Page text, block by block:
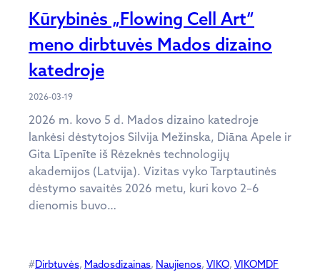
Kūrybinės „Flowing Cell Art“
meno dirbtuvės Mados dizaino
katedroje
2026-03-19
2026 m. kovo 5 d. Mados dizaino katedroje
lankėsi dėstytojos Silvija Mežinska, Diāna Apele ir
Gita Līpenīte iš Rėzeknės technologijų
akademijos (Latvija). Vizitas vyko Tarptautinės
dėstymo savaitės 2026 metu, kuri kovo 2–6
dienomis buvo…
#Dirbtuvės, Madosdizainas, Naujienos, VIKO, VIKOMDF